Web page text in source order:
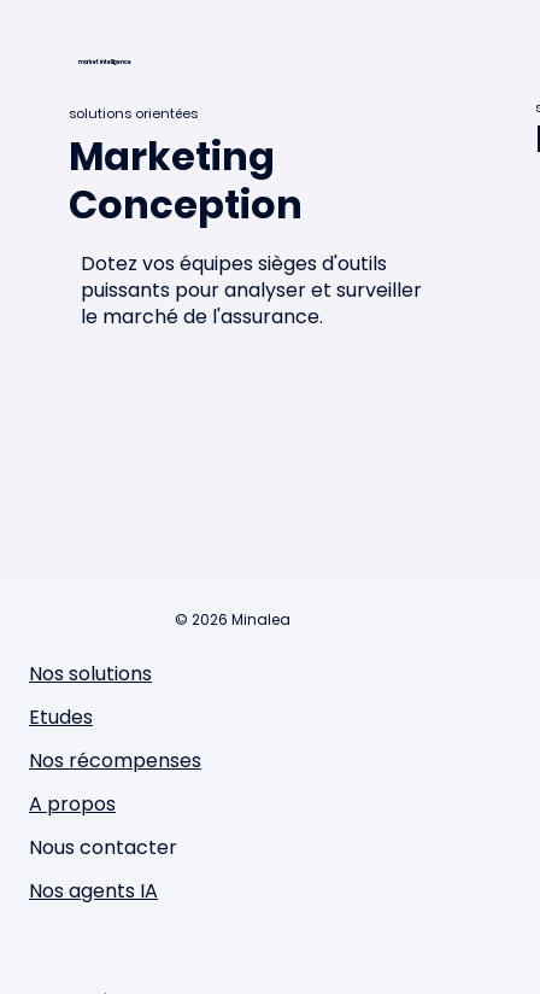
Minalea dans le mapping des
Dotez vos équipes sièges d'outils
puissants pour analyser et surveiller
le marché de l'assurance.
market intelligence
solutions orientées
Marketing
Conception
© 2026 Minalea
Nos solutions
Etudes
Nos agents IA
A propos
Nos récompenses
Nous contacter